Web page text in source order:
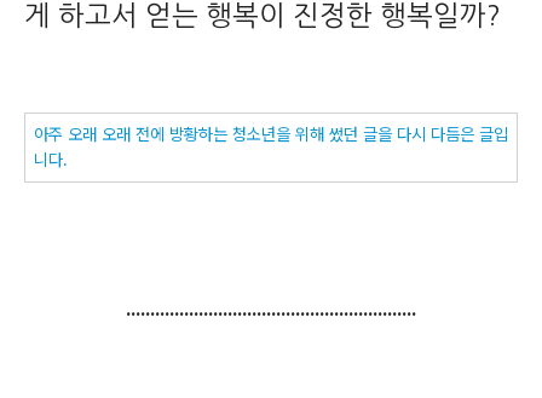
게 하고서 얻는 행복이 진정한 행복일까?
아주 오래 오래 전에 방황하는 청소년을 위해 썼던 글을 다시 다듬은 글입
니다.
............................................................